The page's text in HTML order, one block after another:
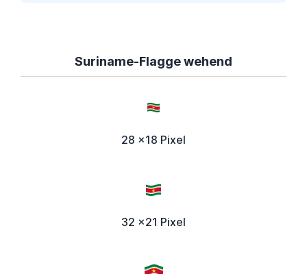
Suriname-Flagge wehend
28 x18 Pixel
32 x21 Pixel